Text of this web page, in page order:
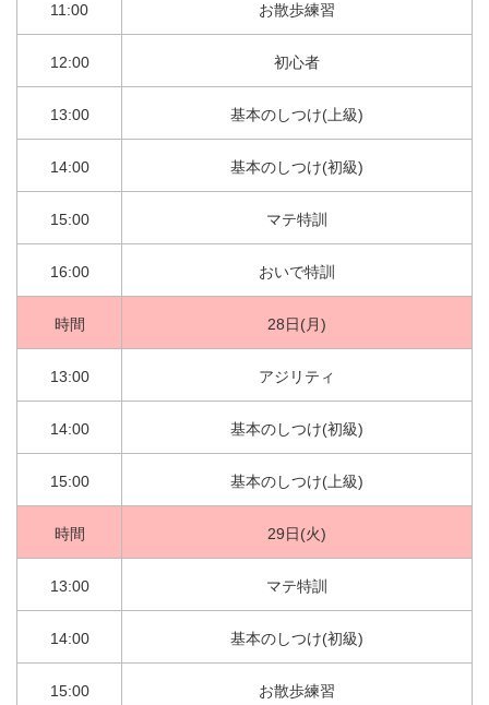
11:00 お散歩練習
12:00 初心者
13:00 基本のしつけ(上級)
14:00 基本のしつけ(初級)
15:00 マテ特訓
16:00 おいで特訓
時間 28日(月)
13:00 アジリティ
14:00 基本のしつけ(初級)
15:00 基本のしつけ(上級)
時間 29日(火)
13:00 マテ特訓
14:00 基本のしつけ(初級)
15:00 お散歩練習